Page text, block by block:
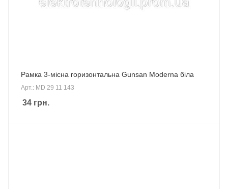
Рамка 3-місна горизонтальна Gunsan Moderna біла
Арт.: MD 29 11 143
34 грн.